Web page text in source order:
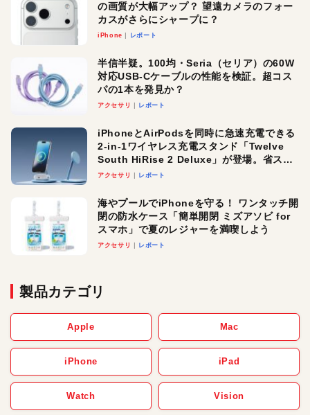
の画質が大幅アップ？ 望遠カメラのフォー
カスがさらにシャープに？
iPhone レポート
半信半疑。100均・Seria（セリア）の60W
対応USB-Cケーブルの性能を検証。超コス
パの1本を発見か？
アクセサリ レポート
iPhoneとAirPodsを同時に急速充電できる
2-in-1ワイヤレス充電スタンド「Twelve
South HiRise 2 Deluxe」が登場。省スペ
ースでおしゃれに充電したい人にオスス
アクセサリ レポート
海やプールでiPhoneを守る！ ワンタッチ開
閉の防水ケース「簡単開閉 ミズアソビ for
スマホ」で夏のレジャーを満喫しよう
アクセサリ レポート
製品カテゴリ
Apple Mac
iPhone iPad
Watch Vision